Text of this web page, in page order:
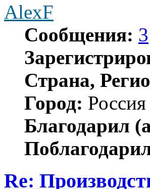
AlexF
Сообщения: 3
Страна,
Город: Россия
Благодарил
Re: